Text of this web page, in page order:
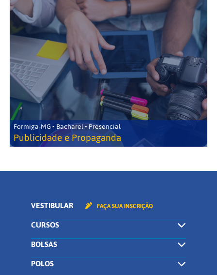
Formiga-MG • Bacharel • Presencial
Publicidade e Propaganda
VESTIBULAR FAÇA SUA INSCRIÇÃO
CURSOS
BOLSAS
POLOS